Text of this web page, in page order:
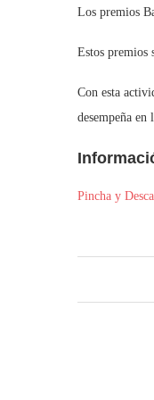
Los premios
Estos premios
Con esta
desempeña en
Pincha y